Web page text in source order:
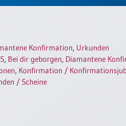
Konfirmation, Urkunden
, Bei dir geborgen, Diamantene
, Konfirmation /
/ Scheine